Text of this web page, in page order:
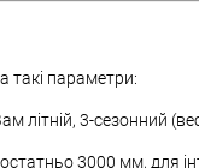
такі параметри:
літній, 3-сезонний
3000 мм, для